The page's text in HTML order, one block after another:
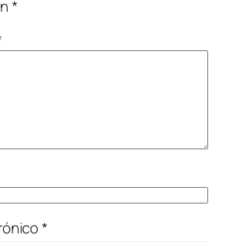
*
*